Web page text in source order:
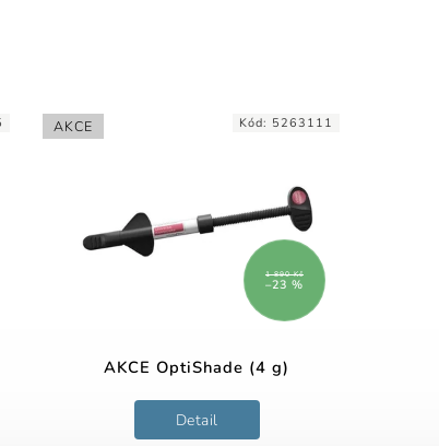
AKCE
1 890 Kč
–23 %
AKCE OptiShade (4 g)
Detail
Kód: 5263111